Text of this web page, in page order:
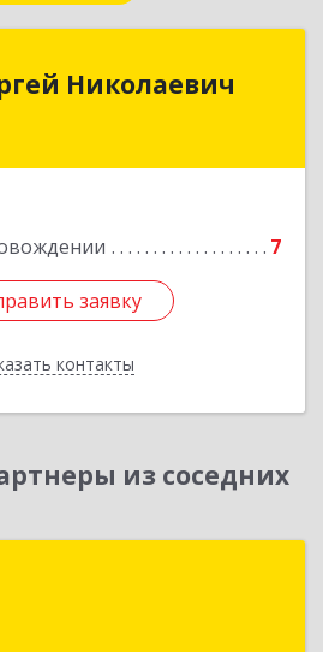
Николаевич
7
заявку
контакты
Сергей Николаевич
заявку
Назад
из соседних
обл, город Южно-